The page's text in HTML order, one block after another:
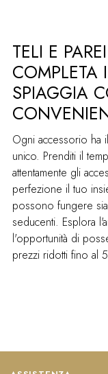
TELI E
COMPLETA
SPIAGGIA
Ogni accessorio ha
unico. Prenditi il
attentamente gli
perfezione il tuo
possono fungere
seducenti. Esplora
l'opportunità di
prezzi ridotti fino al